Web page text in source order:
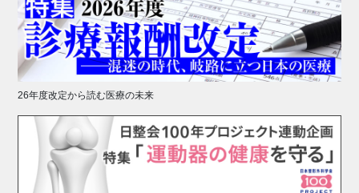
26年度改定から読む医療の未来